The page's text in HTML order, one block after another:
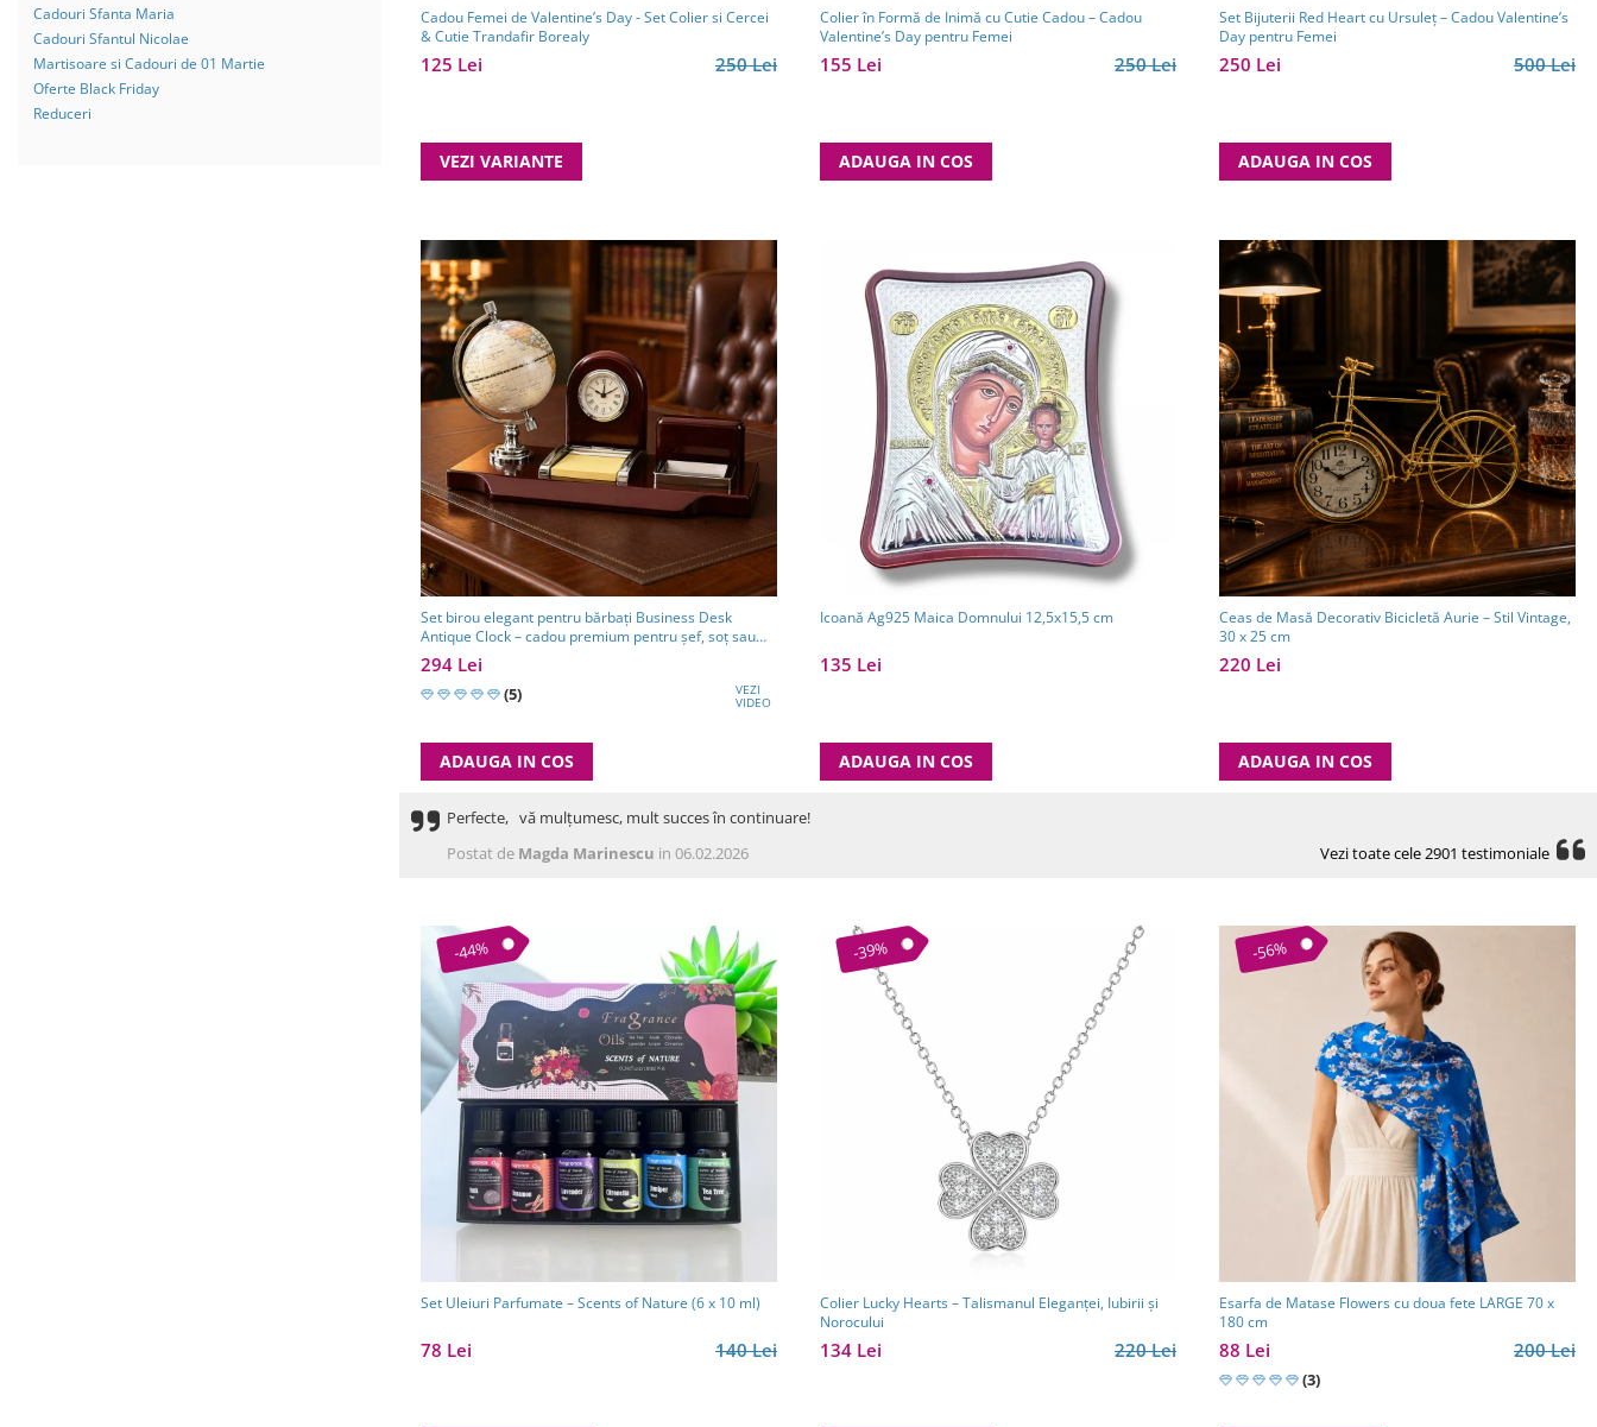
Cadouri Sfanta Maria
Cadouri Sfantul Nicolae
Martisoare si Cadouri de 01 Martie
Oferte Black Friday
Reduceri
Cadou Femei de Valentine’s Day - Set Colier si Cercei
& Cutie Trandafir Borealy
250 Lei
125 Lei
VEZI VARIANTE
Colier în Formă de Inimă cu Cutie Cadou – Cadou
Valentine’s Day pentru Femei
250 Lei
155 Lei
ADAUGA IN COS
Set Bijuterii Red Heart cu Ursuleț – Cadou Valentine’s
Day pentru Femei
500 Lei
250 Lei
ADAUGA IN COS
Set birou elegant pentru bărbați Business Desk
Antique Clock – cadou premium pentru șef, soț sau
partener de afaceri
294 Lei
(5) VEZI
VIDEO
ADAUGA IN COS
Icoană Ag925 Maica Domnului 12,5x15,5 cm
135 Lei
ADAUGA IN COS
Ceas de Masă Decorativ Bicicletă Aurie – Stil Vintage,
30 x 25 cm
220 Lei
ADAUGA IN COS
Perfecte, vă mulțumesc, mult succes în continuare!
Postat de Magda Marinescu in 06.02.2026 Vezi toate cele 2901 testimoniale
-44%
Set Uleiuri Parfumate – Scents of Nature (6 x 10 ml)
140 Lei
78 Lei
-39%
Colier Lucky Hearts – Talismanul Eleganței, Iubirii și
Norocului
220 Lei
134 Lei
-56%
Esarfa de Matase Flowers cu doua fete LARGE 70 x
180 cm
200 Lei
88 Lei
(3)